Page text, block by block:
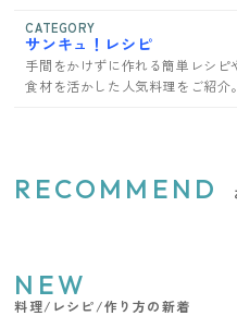
CATEGORY
サンキュ！レシピ
手間をかけずに作れる簡単レシ
食材を活かした人気料理をご紹介。
RECOMMEND
NEW
料理/レシピ/作り方の新着